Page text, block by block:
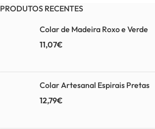
PRODUTOS RECENTES
Colar de Madeira Roxo e Verde
11,07€
Colar Artesanal Espirais Pretas
12,79€